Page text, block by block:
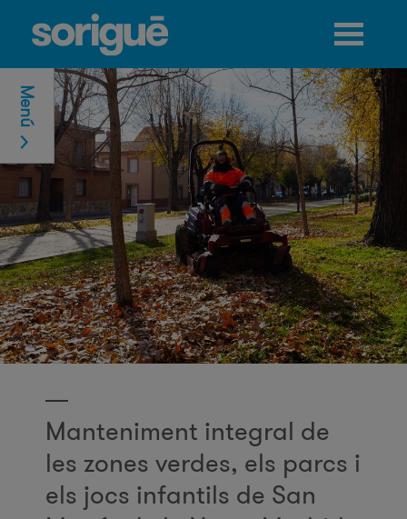
Jump to navigation
Manteniment integral de
les zones verdes, els parcs i
els jocs infantils de San
Menú